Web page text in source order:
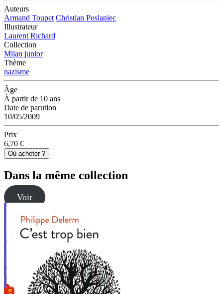
Auteurs
Armand Toupet Christian Poslaniec
Illustrateur
Laurent Richard
Collection
Milan junior
Thème
nazisme
Âge
À partir de 10 ans
Date de parution
10/05/2009
Prix
6,70 €
Où acheter ?
Dans la même collection
Voir